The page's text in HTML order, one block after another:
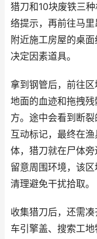
猎刀和10块废铁三
络提示，再前往马
附近施工房屋的桌
决定因素道具。
拿到钢管后，前往
地面的血迹和拖拽
方。途中会看到断
互动标记，最终在
体，猎刀就在尸体
留意周围环境，该
清理避免干扰拾取。
收集猎刀后，还需
车引擎盖、搜索工